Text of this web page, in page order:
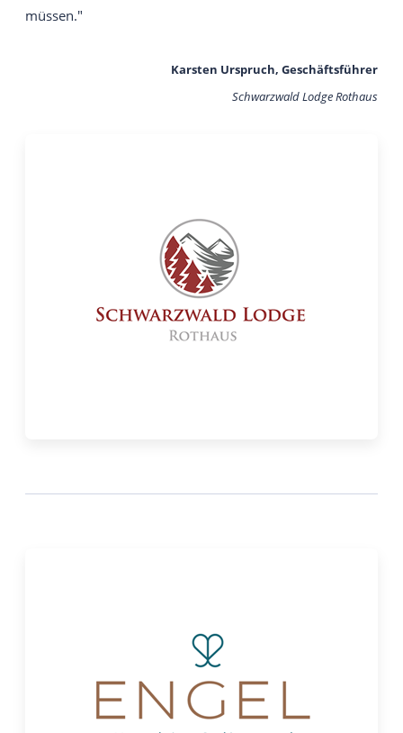
müssen."
Karsten Urspruch, Geschäftsführer
Schwarzwald Lodge Rothaus